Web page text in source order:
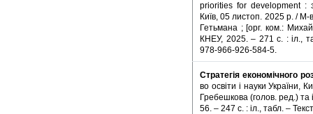
priorities for development :
Київ, 05 листоп. 2025 р. / М-
Гетьмана ; [орг. ком.:
КНЕУ, 2025. – 271 с. : іл.,
978-966-926-584-5.
Стратегія економічного
во освіти і науки України,
Гребешкова (голов. ред.) та
56. – 247 с. : іл., табл. –